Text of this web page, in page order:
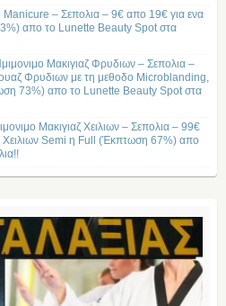
– Σεπολια – 9€ απο 19€ για ενα
απο το Lunette Beauty Spot στα
Μακιγιαζ Φρυδιων – Σεπολια –
Φρυδιων με τη μεθοδο Microblanding,
73%) απο το Lunette Beauty Spot στα
Μακιγιαζ Χειλιων – Σεπολια – 99€
Χειλιων Semi η Full (Έκπτωση 67%) απο